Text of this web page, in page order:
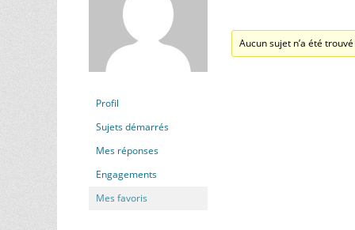
Profil
Sujets démarrés
Mes réponses
Engagements
Mes favoris
Aucun sujet n’a été